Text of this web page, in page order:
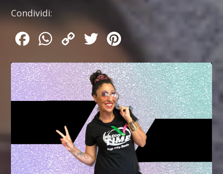
Condividi:
FacebookWhatsApp
Copy
Twitter